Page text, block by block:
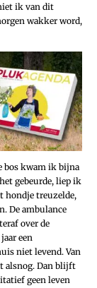
ik van dit
wakker word,
bos kwam ik bijna
gebeurde, liep ik
hondje treuzelde,
De ambulance
over de
een
niet levend. Van
alsnog. Dan blijft
geen leven